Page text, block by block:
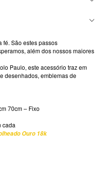
fé. São estes passos
além dos nossos maiores
Paulo, este acessório traz em
desenhados, emblemas de
70cm – Fixo
cada
Ouro 18k